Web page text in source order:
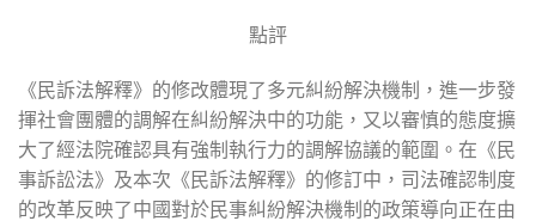
點評
《民訴法解釋》的修改體現了多元糾紛解決機制，進一步發
揮社會團體的調解在糾紛解決中的功能，又以審慎的態度擴
大了經法院確認具有強制執行力的調解協議的範圍。在《民
事訴訟法》及本次《民訴法解釋》的修訂中，司法確認制度
的改革反映了中國對於民事糾紛解決機制的政策導向正在由